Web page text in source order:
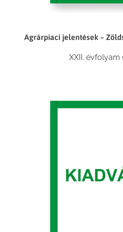
Agrárpiaci jelentések –
XXII. évfolyam